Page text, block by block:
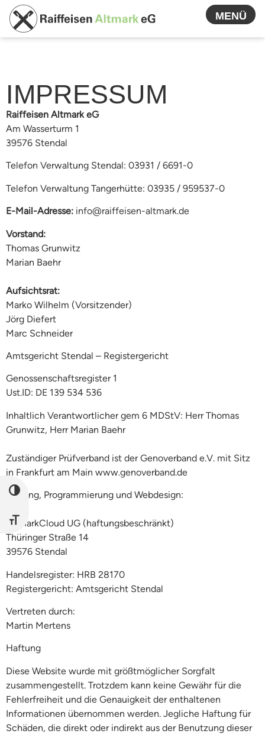
UMSCHALTEN AUF HOHE KONTRASTE
SCHRIFT VERGRÖSSERN
MENÜ
IMPRESSUM
Raiffeisen Altmark eG
Am Wasserturm 1
39576 Stendal
Telefon Verwaltung Stendal: 03931 / 6691-0
Telefon Verwaltung Tangerhütte: 03935 / 959537-0
E-Mail-Adresse: info@raiffeisen-altmark.de
Vorstand:
Thomas Grunwitz
Marian Baehr
Aufsichtsrat:
Marko Wilhelm (Vorsitzender)
Jörg Diefert
Marc Schneider
Amtsgericht Stendal – Registergericht
Genossenschaftsregister 1
Ust.ID: DE 139 534 536
Inhaltlich Verantwortlicher gem 6 MDStV: Herr Thomas
Grunwitz, Herr Marian Baehr
Zuständiger Prüfverband ist der Genoverband e.V. mit Sitz
in Frankfurt am Main www.genoverband.de
Hosting, Programmierung und Webdesign:
AltmarkCloud UG (haftungsbeschränkt)
Thüringer Straße 14
39576 Stendal
Handelsregister: HRB 28170
Registergericht: Amtsgericht Stendal
Vertreten durch:
Martin Mertens
Haftung
Diese Website wurde mit größtmöglicher Sorgfalt
zusammengestellt. Trotzdem kann keine Gewähr für die
Fehlerfreiheit und die Genauigkeit der enthaltenen
Informationen übernommen werden. Jegliche Haftung für
Schäden, die direkt oder indirekt aus der Benutzung dieser